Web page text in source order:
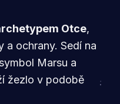
Otce,
a ochrany. Sedí na
Marsu a
žezlo v podobě